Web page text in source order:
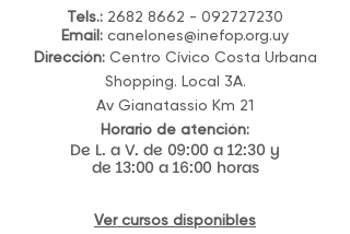
Tels.: 2682 8662 - 092727230
Email: canelones@inefop.org.uy
Dirección: Centro Cívico Costa Urbana
Shopping. Local 3A.
Av Gianatassio Km 21
Horario de atención:
De L. a V. de 09:00 a 12:30 y
de 13:00 a 16:00 horas
Ver cursos disponibles